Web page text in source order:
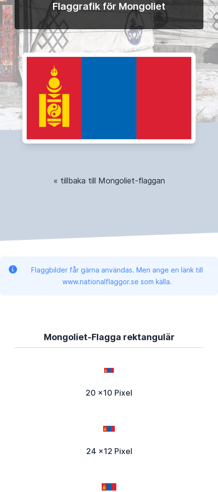
Flaggrafik för Mongoliet
« tillbaka till Mongoliet-flaggan
Flaggbilder får gärna användas. Men ange en länk till
www.nationalflaggor.se som källa.
Mongoliet-Flagga rektangulär
20 x10 Pixel
24 x12 Pixel